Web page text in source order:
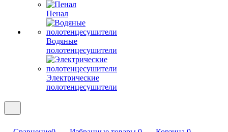
Пенал
Водяные
полотенцесушители
Электрические
полотенцесушители